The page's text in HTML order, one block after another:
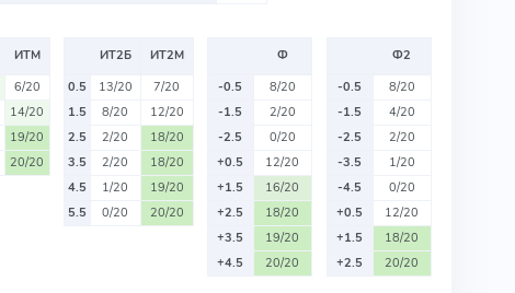
ИТМ
6/20
14/20
19/20
20/20
ИТ2Б
ИТ2М
0.5
13/20
7/20
1.5
8/20
12/20
2.5
2/20
18/20
3.5
2/20
18/20
4.5
1/20
19/20
5.5
0/20 20/20
Ф
-0.5
8/20
-1.5
2/20
-2.5
0/20
+0.5
12/20
+1.5
16/20
+2.5
18/20
+3.5
19/20
+4.5
20/20
Ф2
-0.5
8/20
-1.5
4/20
-2.5
2/20
-3.5
1/20
-4.5
0/20
+0.5
12/20
+1.5
18/20
+2.5
20/20